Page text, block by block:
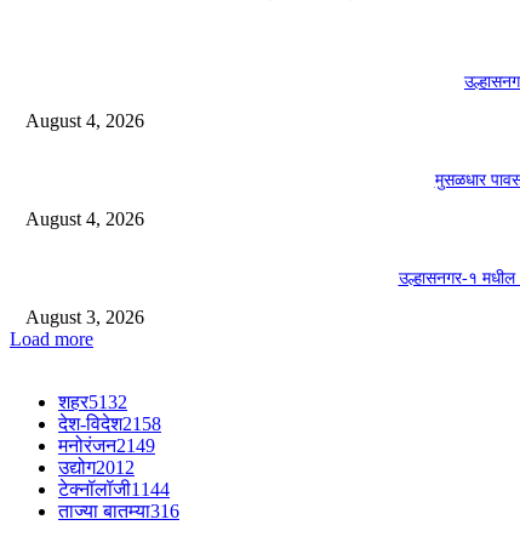
August 4, 2026
मुसळधार
August 4, 2026
उल्हासनगर-१
August 3, 2026
Load more
शहर5132
देश-विदेश2158
मनोरंजन2149
उद्योग2012
टेक्नॉलॉजी1144
ताज्या बातम्या316